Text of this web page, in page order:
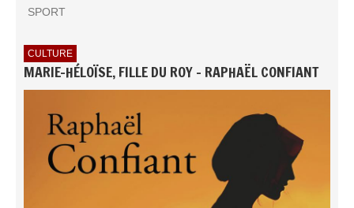
SPORT
CULTURE
MARIE-HÉLOÏSE, FILLE DU ROY - RAPHAËL CONFIANT